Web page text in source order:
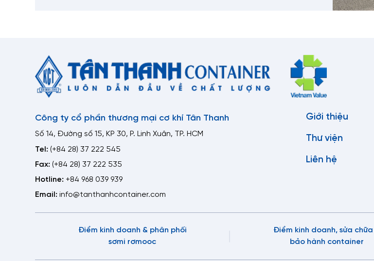
chuyển. Những vật liệu này bao gồm nhôm, thép
Một số xe Sơ mi rơ mooc chở chất lỏng có thể
hoặc một số trường hợp hiếm có nhiều khoang
xe Sơ mi rơ mooc chở chất lỏng này thường
Bảng giá Sơ mi rơ mooc bồn Xitec
Sơ mi rơ mooc bồn Xitec với đa dạng kích thước
Công ty cổ phần thương mại cơ khí Tân Thanh
Số 14, Đường số 15, KP 30, P. Linh Xuân, TP. HCM
Tel: (+84 28) 37 222 545
Fax: (+84 28) 37 222 535
Hotline: +84 968 039 939
Email: info@tanthanhcontainer.com
Giới thiệu
Thư viện
Liên hệ
Điểm kinh doanh & phân phối
sơmi rơmooc
Điểm kinh doanh, sửa chữa
bảo hành container